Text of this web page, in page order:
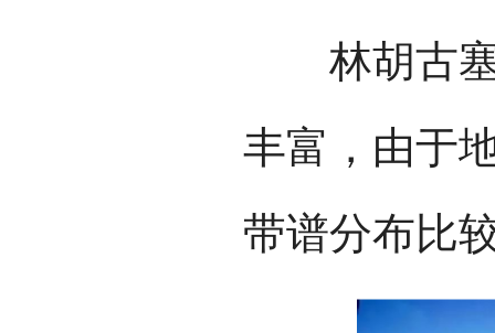
林胡古塞
丰富，由于
带谱分布比